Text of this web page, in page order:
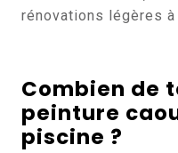
rénovations légères
Combien de
peinture
piscine ?